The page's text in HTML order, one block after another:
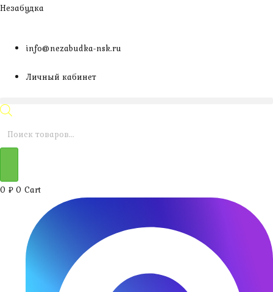
Перейти
Незабудка
info@nezabudka-nsk.ru
Личный кабинет
Поиск
0 ₽ 0 Cart